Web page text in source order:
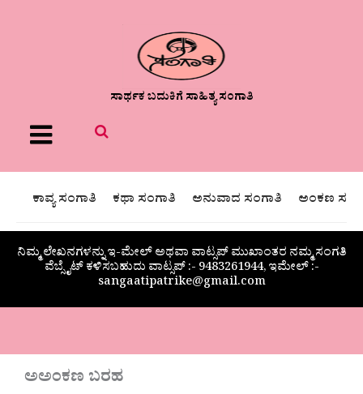
ಸಾರ್ಥಕ ಬದುಕಿಗೆ ಸಾಹಿತ್ಯ ಸಂಗಾತಿ
Menu
ಕಾವ್ಯ ಸಂಗಾತಿ ಕಥಾ ಸಂಗಾತಿ ಅನುವಾದ ಸಂಗಾತಿ ಅಂಕಣ
ನಿಮ್ಮ ಲೇಖನಗಳನ್ನು ಇ-ಮೇಲ್ ಅಥವಾ ವಾಟ್ಸಪ್ ಮುಖಾಂತರ ನಮ್ಮ ಸಂಗತಿ
ವೆಬ್ಸೈಟ್ ಕಳಿಸಬಹುದು ವಾಟ್ಸಪ್‌ :- 9483261944, ಇಮೇಲ್ :-
sangaatipatrike@gmail.com
ಅಅಂಕಣ ಬರಹ